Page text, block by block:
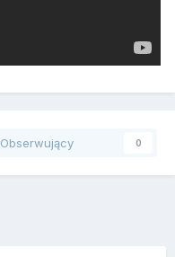
Obserwujący 0